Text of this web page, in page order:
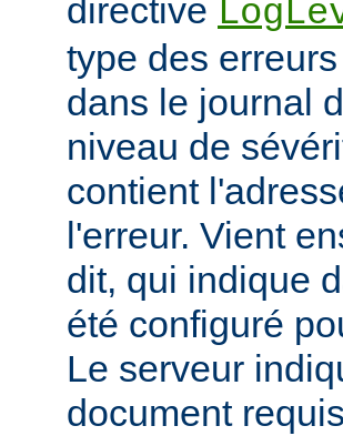
directive
type des
dans le journal
niveau de
contient
l'erreur. Vient
dit, qui indique
été configuré
Le serveur
document